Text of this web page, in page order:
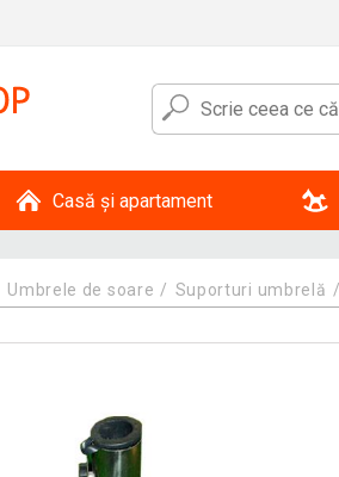
Casă și apartament
Umbrele de soare Suporturi umbrelă